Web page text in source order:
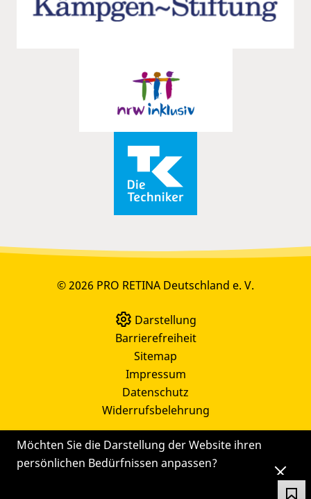
Möchten Sie die Darstellung der Website ihren
persönlichen Bedürfnissen anpassen?
© 2026 PRO RETINA Deutschland e. V.
Darstellung
Barrierefreiheit
Sitemap
Impressum
Datenschutz
Widerrufsbelehrung